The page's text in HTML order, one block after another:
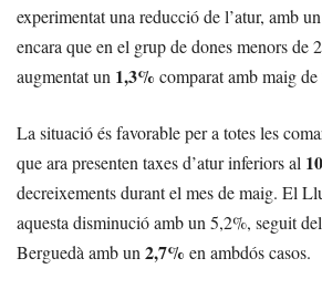
experimentat una reducció de l’atur, amb
encara que en el grup de dones menors de
augmentat un 1,3% comparat amb maig
La situació és favorable per a totes les
que ara presenten taxes d’atur inferiors al
decreixements durant el mes de maig. El
aquesta disminució amb un 5,2%, seguit
Berguedà amb un 2,7% en ambdós casos.